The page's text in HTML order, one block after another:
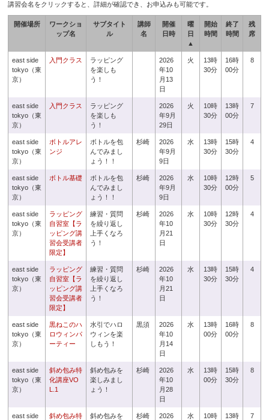
講習会名をクリックすると、詳細が確認でき、お申込みも可能です。
開催場所
ワークショ
ップ名
サブタイト
ル
講師
名
開催
日時
曜
日
▲
開始
時間
終了
時間
残
席
east side
tokyo（東
京）
入門クラス
ラッピング
を楽しも
う！
2026
年10
月13
日
火
13時
30分
16時
00分
8
east side
tokyo（東
京）
入門クラス
ラッピング
を楽しも
う！
2026
年9月
29日
火
10時
30分
13時
00分
7
east side
tokyo（東
京）
ボトルアレ
ンジ
ボトルを包
んでみまし
ょう！！
杉崎
2026
年9月
9日
水
13時
30分
15時
30分
4
east side
tokyo（東
京）
ボトル基礎
ボトルを包
んでみまし
ょう！！
杉崎
2026
年9月
9日
水
10時
30分
12時
00分
5
east side
tokyo（東
京）
ラッピング
自習室【ラ
ッピング講
習会受講者
限定】
練習・質問
を繰り返し
上手くなろ
う！
杉崎
2026
年10
月21
日
水
10時
30分
12時
30分
4
east side
tokyo（東
京）
ラッピング
自習室【ラ
ッピング講
習会受講者
限定】
練習・質問
を繰り返し
上手くなろ
う！
杉崎
2026
年10
月21
日
水
13時
30分
15時
30分
4
east side
tokyo（東
京）
黒ねこのハ
ロウィンパ
ーティー
水引でハロ
ウィンを楽
しもう！
黒須
2026
年10
月14
日
水
13時
00分
16時
00分
8
east side
tokyo（東
京）
斜め包み特
化講座VO
L.1
斜め包みを
楽しみまし
ょう！
杉崎
2026
年10
月28
日
水
13時
00分
15時
30分
8
east side
斜め包み特
斜め包みを
杉崎
2026
水
10時
13時
7